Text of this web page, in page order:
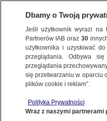
POLSKA
jednym z symboli
Dbamy o Twoją
Jeśli użytkownik wyrazi
Partnerów IAB oraz30
użytkownika i uzyskiwać
przeglądania. Odbywa
przeglądania
się przetwarzaniu w oparciu
plików cookie i reklam”.
Polityka Prywatności
Wraz z naszymi partnerami